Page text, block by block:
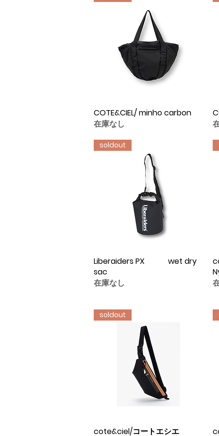
クイックビュー
COTE&CIEL/ minho carbon
在庫なし
クイックビュー
soldout
Liberaiders PX wet dry
sac
在庫なし
クイックビュー
soldout
cote&ciel/コートエシエ